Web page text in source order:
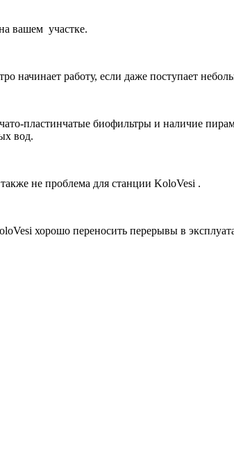
вашем участке.
начинает работу, если даже поступает
пластинчатые биофильтры и наличие
вод.
не проблема для станции KoloVesi .
хорошо переносить перерывы в